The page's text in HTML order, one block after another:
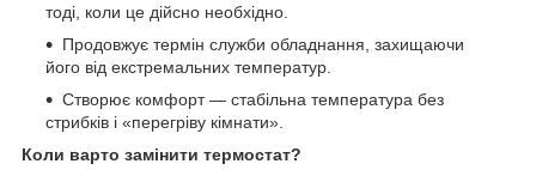
тоді, коли це дійсно необхідно.
Продовжує термін служби обладнання, захищаючи
його від екстремальних температур.
Створює комфорт — стабільна температура без
стрибків і «перегріву кімнати».
Коли варто замінити термостат?